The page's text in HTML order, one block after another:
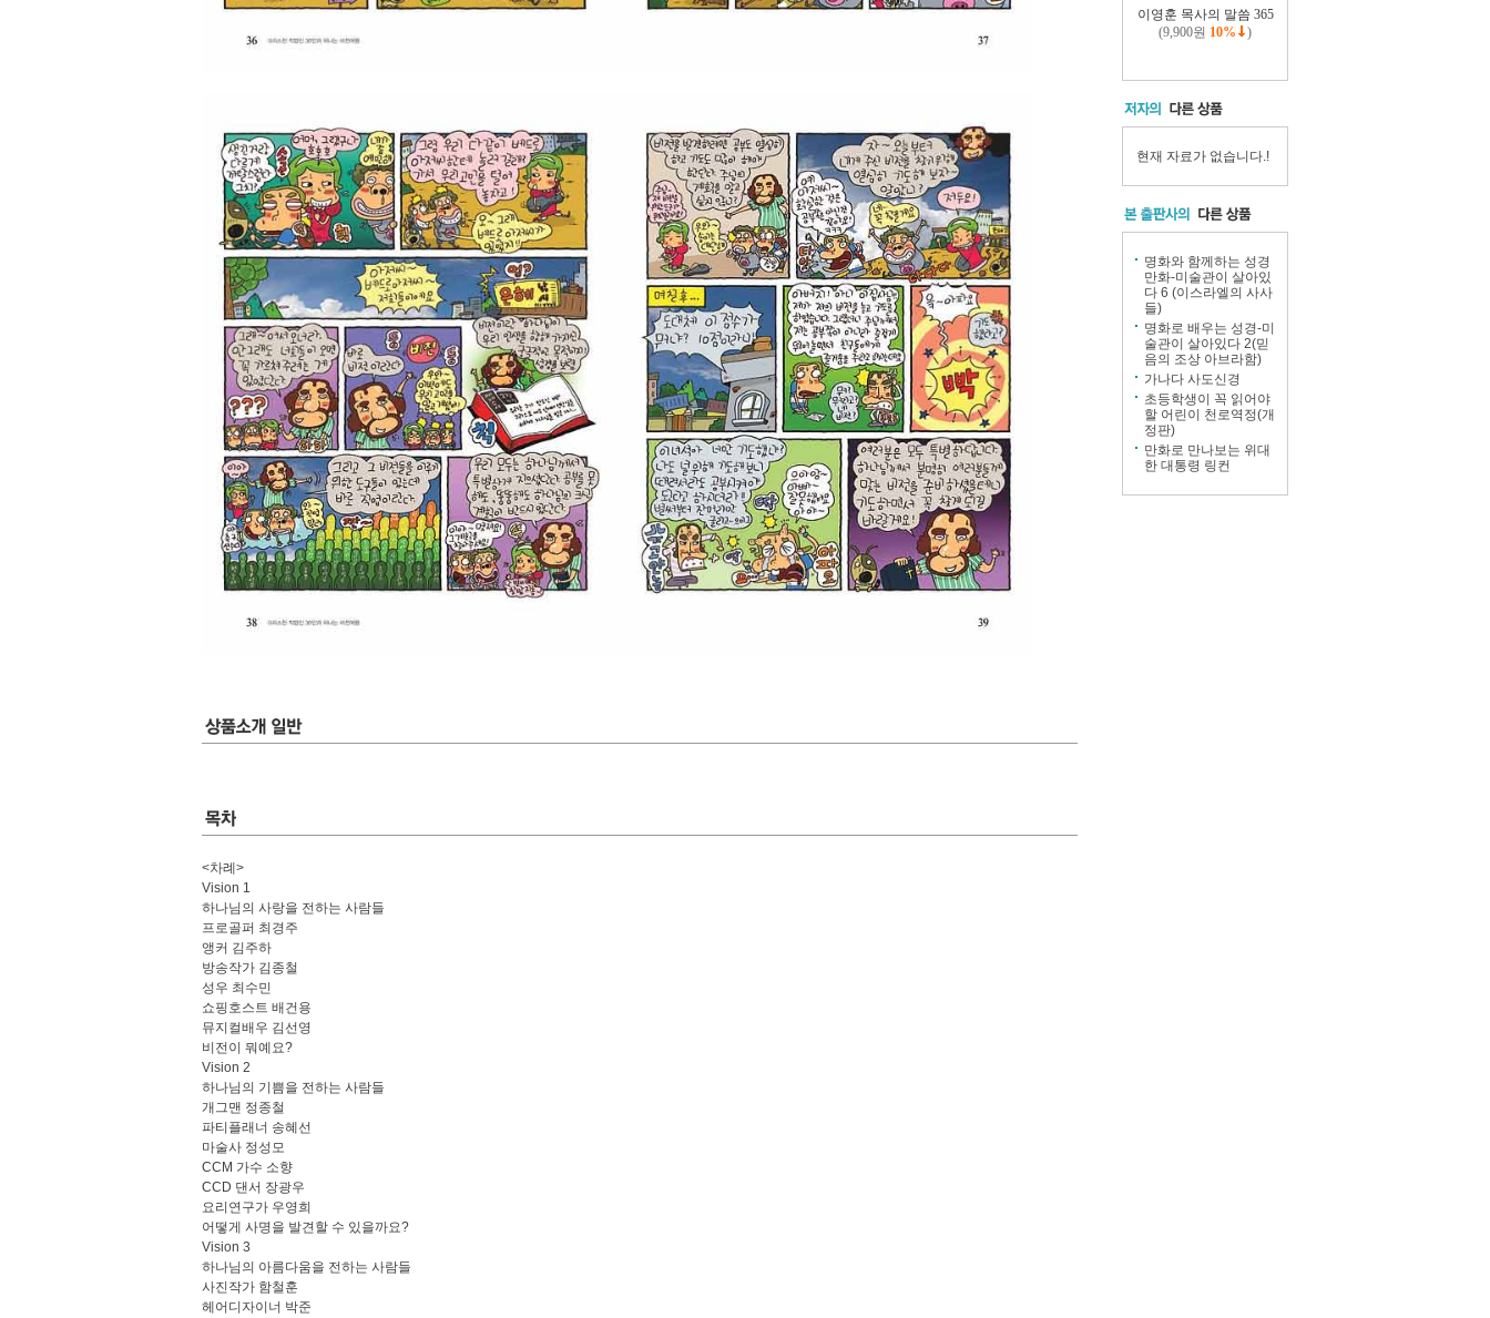
<차례>
Vision 1
하나님의 사랑을 전하는 사람들
프로골퍼 최경주
앵커 김주하
방송작가 김종철
성우 최수민
쇼핑호스트 배건용
뮤지컬배우 김선영
비전이 뭐예요?
Vision 2
하나님의 기쁨을 전하는 사람들
개그맨 정종철
파티플래너 송혜선
마술사 정성모
CCM 가수 소향
CCD 댄서 장광우
요리연구가 우영희
어떻게 사명을 발견할 수 있을까요?
Vision 3
하나님의 아름다움을 전하는 사람들
사진작가 함철훈
헤어디자이너 박준
이영훈 목사의 말씀 365
(9,900원 10% )
현재 자료가 없습니다.!
명화와 함께하는 성경
만화-미술관이 살아있
다 6 (이스라엘의 사사
들)
명화로 배우는 성경-미
술관이 살아있다 2(믿
음의 조상 아브라함)
가나다 사도신경
초등학생이 꼭 읽어야
할 어린이 천로역정(개
정판)
만화로 만나보는 위대
한 대통령 링컨